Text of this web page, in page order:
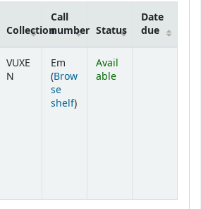
Collection
Call
number Status
Date
due
VUXE
N
Em
(Brow
se
shelf(Opens below)
)
Avail
able